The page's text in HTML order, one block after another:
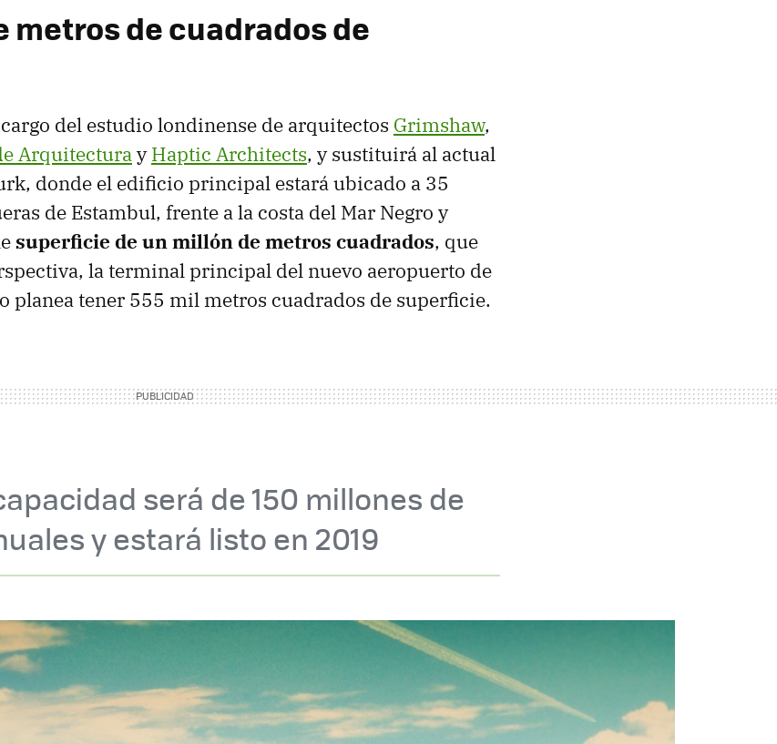
metros de cuadrados de
del estudio londinense de arquitectos Grimshaw,
ArquitecturayHaptic Architects, y sustituirá al actual
donde el edificio principal estará ubicado a 35
de Estambul, frente a la costa del Mar Negro y
superficie de un millón de metros cuadrados, que
la terminal principal del nuevo aeropuerto de
planea tener 555 mil metros cuadrados de superficie.
será de 150 millones de
y estará listo en 2019